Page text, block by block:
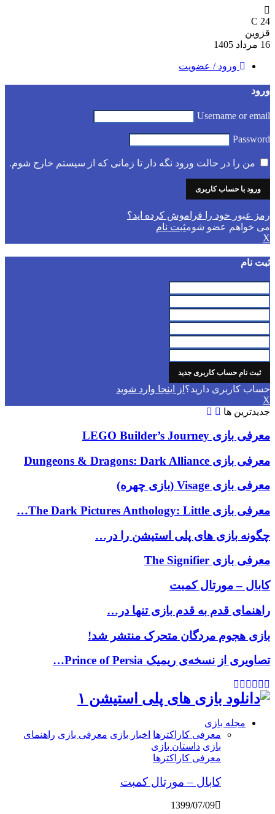
24
C
قزوین
16 مرداد 1405
ورود / عضویت
ورود
Username or email
Password
من را در حالت ورود نگه دار تا زمانی که از سیستم خارج شوم.
رمز عبور خود را فراموش کرده اید؟
می خواهم عضو شومثبت نام
X
ثبت نام
حساب کاربری دارید؟ از اینجا وارد شوید
X
جدیدترین ها
معرفی بازی LEGO Builder’s Journey
معرفی بازی Dungeons & Dragons: Dark Alliance
معرفی بازی Visage (بازی چهره)
معرفی بازی The Dark Pictures Anthology: Little…
چگونه بازی های پلی استیشن را در…
معرفی بازی The Signifier
کابال – مورتال کمبت
راهنمای قدم به قدم بازی تنها در…
بازی هجوم مردگان متحرک منتشر شد!
تصاویری از نسخه‌ی ریمیک Prince of Persia…
Facebook
Twitter
Instagram
Pinterest
Google
مجله بازی
معرفی کاراکترها اخبار بازی معرفی بازی راهنمای
بازی داستان بازی
معرفی کاراکترها
کابال – مورتال کمبت
1399/07/09